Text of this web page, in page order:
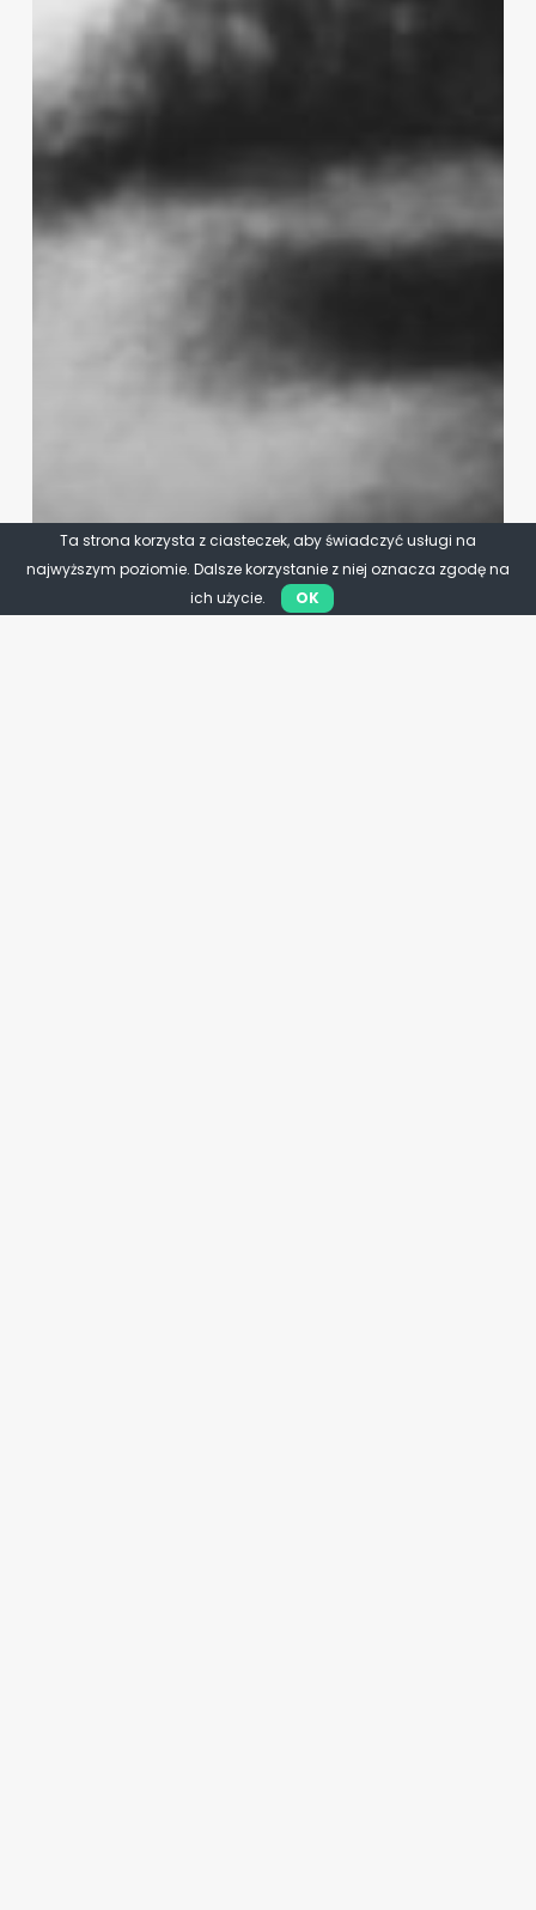
Ta strona korzysta z ciasteczek, aby świadczyć usługi na
najwyższym poziomie. Dalsze korzystanie z niej oznacza zgodę na
ich użycie.
OK